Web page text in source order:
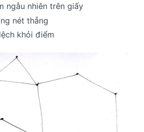
ngẫu nhiên trên giấy
nét thẳng
khỏi điểm